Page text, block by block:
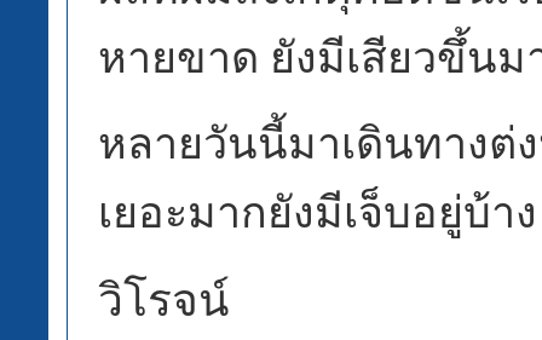
หายขาด ยังมีเสียวขึ้นม
หลายวันนี้มาเดินทางต่
เยอะมากยังมีเจ็บอยู่บ้าง
วิโรจน์